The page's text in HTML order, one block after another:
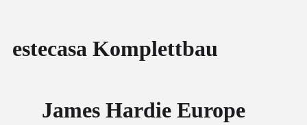
estecasa Komplettbau
James Hardie Europe